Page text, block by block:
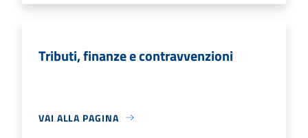
Tributi, finanze e contravvenzioni
VAI ALLA PAGINA